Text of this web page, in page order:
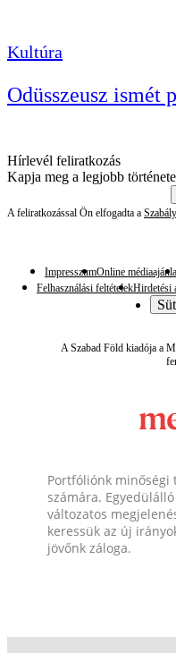
Kultúra
Odüsszeusz ismét
Hírlevél feliratkozás
Kapja meg a legjobb
A feliratkozással Ön elfogadta a
ImpresszumOnline
Felhasználási feltételekHirdetési
A Szabad Föld kiadója a
Portfóliónk
számára.
változatos
keressük az új
jövőnk záloga.